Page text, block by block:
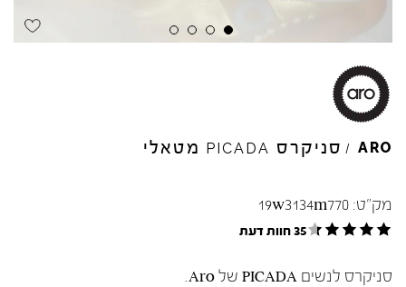
ARO
/ סניקרס PICADA מטאלי
מק"ט: 19w3134m770
35 חוות דעת
סניקרס לנשים PICADA של Aro.